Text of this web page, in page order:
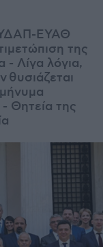
ΕΥΑΘ
της
- Λίγα λόγια,
θυσιάζεται
Θητεία της